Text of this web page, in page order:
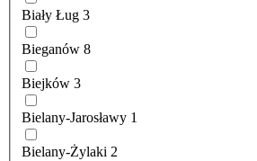
Biały Ług 3
Bieganów 8
Biejków 3
Bielany-Jarosławy 1
Bielany-Żylaki 2